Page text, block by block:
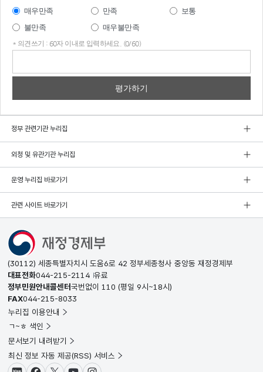
매우만족 만족
보통
불만족
매우불만족
* 의견쓰기 : 60자 이내로 입력하세요. (0/60)
정부 관련기관 누리집
외청 및 유관기관 누리집
운영 누리집 바로가기
관련 사이트 바로가기
(30112) 세종특별자치시 도움6로 42 정부세종청사 중앙동 재정경제부
대표전화044-215-2114 유료
정부민원안내콜센터국번없이 110 (평일 9시~18시)
FAX044-215-8033
누리집 이용안내
ㄱ~ㅎ 색인
문서보기 내려받기
최신 정보 자동 제공(RSS) 서비스
블로그페이스북X(트위터)유튜브인스타그램